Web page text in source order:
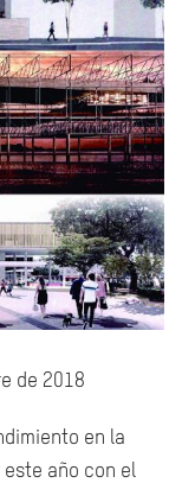
de 2018
en la
este año con el